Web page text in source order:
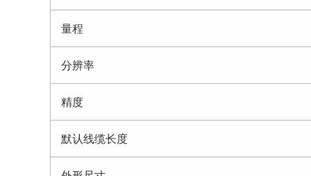
量程
分辨率
精度
默认线缆长度